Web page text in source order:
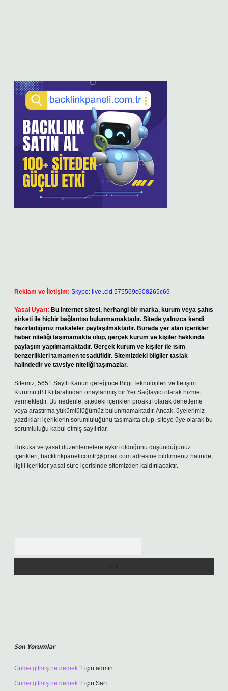
Reklam ve İletişim: Skype: live:.cid.575569c608265c69
Yasal Uyarı: Bu internet sitesi, herhangi bir marka, kurum veya şahıs
şirketi ile hiçbir bağlantısı bulunmamaktadır. Sitede yalnızca kendi
hazırladığımız makaleler paylaşılmaktadır. Burada yer alan içerikler
haber niteliği taşımamakta olup, gerçek kurum ve kişiler hakkında
paylaşım yapılmamaktadır. Gerçek kurum ve kişiler ile isim
benzerlikleri tamamen tesadüfidir. Sitemizdeki bilgiler taslak
halindedir ve tavsiye niteliği taşımazlar.
Sitemiz, 5651 Sayılı Kanun gereğince Bilgi Teknolojileri ve İletişim
Kurumu (BTK) tarafından onaylanmış bir Yer Sağlayıcı olarak hizmet
vermektedir. Bu nedenle, sitedeki içerikleri proaktif olarak denetleme
veya araştırma yükümlülüğümüz bulunmamaktadır. Ancak, üyelerimiz
yazdıkları içeriklerin sorumluluğunu taşımakta olup, siteye üye olarak bu
sorumluluğu kabul etmiş sayılırlar.
Hukuka ve yasal düzenlemelere aykırı olduğunu düşündüğünüz
içerikleri, backlinkpanelicomtr@gmail.com adresine bildirmeniz halinde,
ilgili içerikler yasal süre içerisinde sitemizden kaldırılacaktır.
Son Yorumlar
Güme gitmiş ne demek ? için admin
Güme gitmiş ne demek ? için Sarı